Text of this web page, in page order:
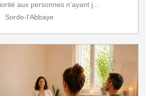
aux personnes n’ayant j...
Sorde-l'Abbaye